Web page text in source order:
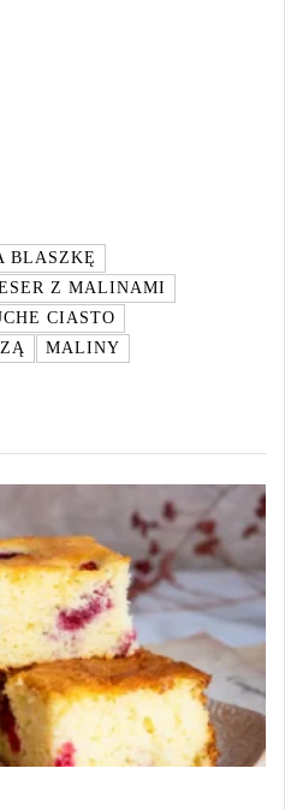
BLASZKĘ
Z MALINAMI
CIASTO
MALINY